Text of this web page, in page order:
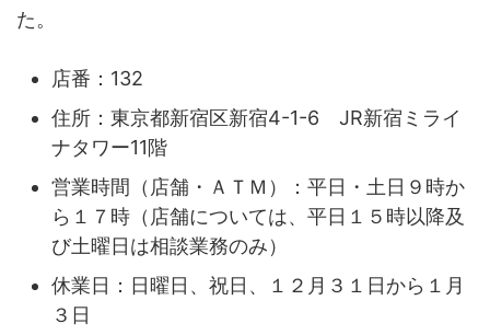
た。
店番：132
住所：東京都新宿区新宿4-1-6 JR新宿ミライ
ナタワー11階
営業時間（店舗・ＡＴＭ）：平日・土日９時か
ら１７時（店舗については、平日１５時以降及
び土曜日は相談業務のみ）
休業日：日曜日、祝日、１２月３１日から１月
３日